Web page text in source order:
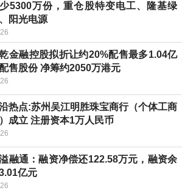
5300万份，重仓股特变电工、隆基绿
阳光电源
金融控股拟折让约20%配售最多1.04亿
售股份 净筹约2050万港元
热点:苏州吴江明胜珠宝商行（个体工商
成立 注册资本1万人民币
融通：融资净偿还122.58万元，融资余
亿元